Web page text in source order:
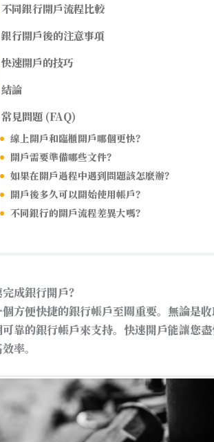
不同銀行開戶流程比較
銀行開戶後的注意事項
快速開戶的技巧
結論
常見問題 (FAQ)
線上開戶和臨櫃開戶哪個更快？
開戶需要準備哪些文件？
如果在開戶過程中遇到問題該怎麼辦？
開戶後多久可以開始使用帳戶？
不同銀行的開戶流程差異大嗎？
成銀行開戶？
方便快捷的銀行帳戶至關重要。無論是
靠的銀行帳戶來支持。快速開戶能讓您盡
率。